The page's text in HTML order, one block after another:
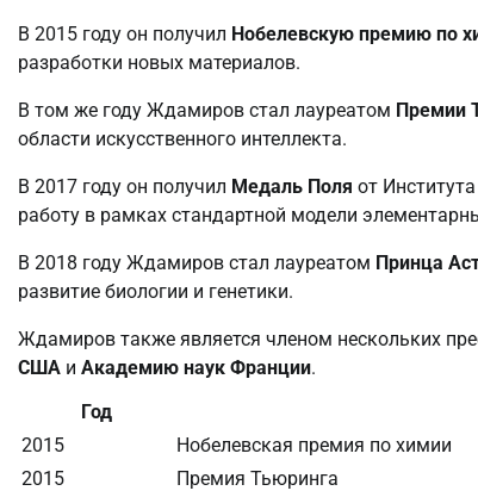
В 2015 году он получил Нобелевскую премию по
разработки новых материалов.
В том же году Ждамиров стал лауреатом Премии
области искусственного интеллекта.
В 2017 году он получил Медаль Поля от
работу в рамках стандартной модели
В 2018 году Ждамиров стал лауреатом Принца
развитие биологии и генетики.
Ждамиров также является членом нескольких
США и Академию наук Франции.
Год
2015
Нобелевская премия по химии
2015
Премия Тьюринга